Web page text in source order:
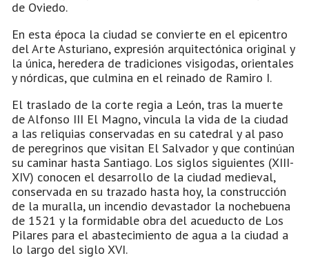
de Oviedo.
En esta época la ciudad se convierte en el epicentro
del Arte Asturiano, expresión arquitectónica original y
la única, heredera de tradiciones visigodas, orientales
y nórdicas, que culmina en el reinado de Ramiro I.
El traslado de la corte regia a León, tras la muerte
de Alfonso III El Magno, vincula la vida de la ciudad
a las reliquias conservadas en su catedral y al paso
de peregrinos que visitan El Salvador y que continúan
su caminar hasta Santiago. Los siglos siguientes (XIII-
XIV) conocen el desarrollo de la ciudad medieval,
conservada en su trazado hasta hoy, la construcción
de la muralla, un incendio devastador la nochebuena
de 1521 y la formidable obra del acueducto de Los
Pilares para el abastecimiento de agua a la ciudad a
lo largo del siglo XVI.